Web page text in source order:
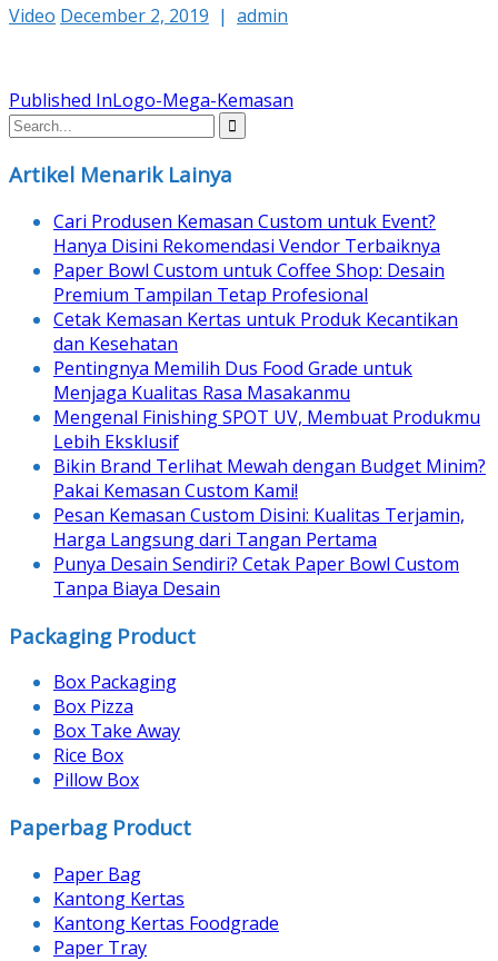
Video December 2, 2019 | admin
Post
navigation
Published InLogo-Mega-Kemasan
Artikel Menarik Lainya
Cari Produsen Kemasan Custom untuk Event?
Hanya Disini Rekomendasi Vendor Terbaiknya
Paper Bowl Custom untuk Coffee Shop: Desain
Premium Tampilan Tetap Profesional
Cetak Kemasan Kertas untuk Produk Kecantikan
dan Kesehatan
Pentingnya Memilih Dus Food Grade untuk
Menjaga Kualitas Rasa Masakanmu
Mengenal Finishing SPOT UV, Membuat Produkmu
Lebih Eksklusif
Bikin Brand Terlihat Mewah dengan Budget Minim?
Pakai Kemasan Custom Kami!
Pesan Kemasan Custom Disini: Kualitas Terjamin,
Harga Langsung dari Tangan Pertama
Punya Desain Sendiri? Cetak Paper Bowl Custom
Tanpa Biaya Desain
Packaging Product
Box Packaging
Box Pizza
Box Take Away
Rice Box
Pillow Box
Paperbag Product
Paper Bag
Kantong Kertas
Kantong Kertas Foodgrade
Paper Tray